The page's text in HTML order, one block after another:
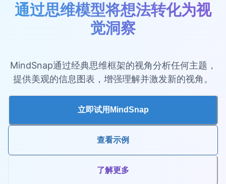
通过思维模型将想法转化为视
觉洞察
MindSnap通过经典思维框架的视角分析任何主题，
提供美观的信息图表，增强理解并激发新的视角。
立即试用MindSnap
查看示例
了解更多